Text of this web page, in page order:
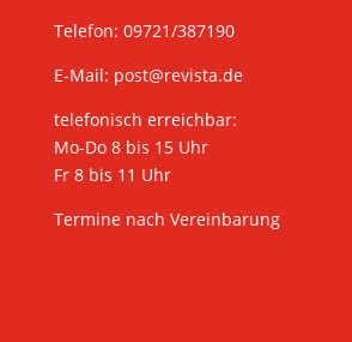
Telefon: 09721/387190
E-Mail: post@revista.de
telefonisch erreichbar:
Mo-Do 8 bis 15 Uhr
Fr 8 bis 11 Uhr
Termine nach Vereinbarung